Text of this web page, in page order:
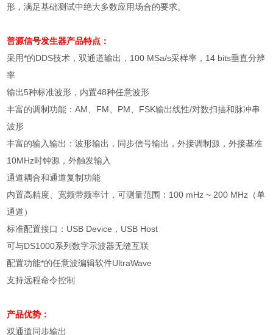
形，满足基础测试中绝大多数应用场合的要求。
普源信号发生器产品特点：
采用*的DDS技术，双通道输出， 100 MSa/s采样率， 14 bits垂直分辨
率
输出5种标准波形，内置48种任意波形
丰富的调制功能：AM FM PM FSK输出线性/对数扫描和脉冲串
波形
丰富的输入输出：波形输出，同步信号输出，外接调制源，外接基准
10MHz时钟源，外触发输入
通道耦合和通道复制功能
内置高精度、宽频带频率计，可测量范围： 100 mHz ~ 200 MHz （单
通道）
标准配置接口： USB Device ， USB Host
可与DS1000系列数字示波器无缝互联
配置功能*的任意波编辑软件UltraWave
支持远程命令控制
产品优势：
双通道同步输出